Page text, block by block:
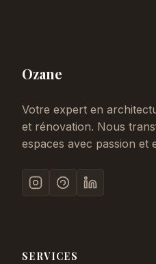
Ozane
Votre expert en
et rénovation. Nous
espaces avec passion et
SERVICES